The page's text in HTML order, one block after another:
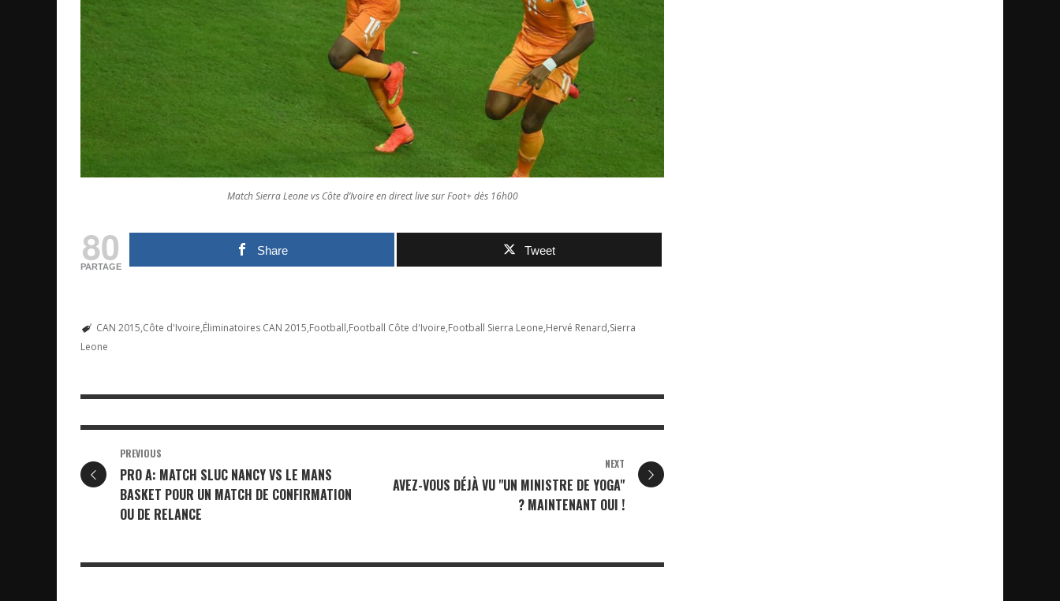
Match Sierra Leone vs Côte d’Ivoire en direct live sur Foot+ dès 16h00
80
PARTAGE
Share Tweet
CAN 2015 Côte d'Ivoire Éliminatoires CAN 2015 Football Football Côte d'Ivoire Football Sierra Leone Hervé Renard Sierra
Leone
PREVIOUS
PRO A: MATCH SLUC NANCY VS LE MANS
BASKET POUR UN MATCH DE CONFIRMATION
OU DE RELANCE
NEXT
AVEZ-VOUS DÉJÀ VU "UN MINISTRE DE YOGA"
? MAINTENANT OUI !